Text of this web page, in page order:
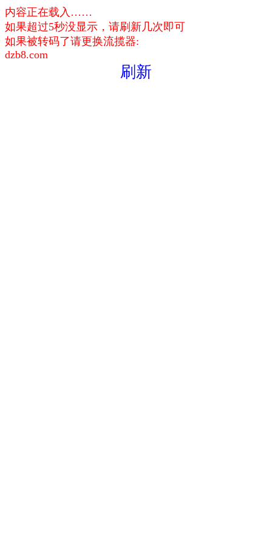
内容正在载入……
如果超过5秒没显示，请刷新几次即可
如果被转码了请更换流揽器:
dzb8.com
刷新